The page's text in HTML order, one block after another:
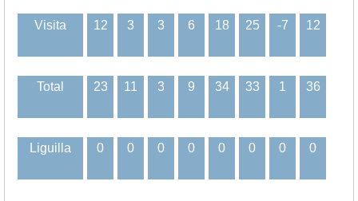
Visita 12 3 3 6 18 25 -7 12
Total 23 11 3 9 34 33 1 36
Liguilla 0 0 0 0 0 0 0 0